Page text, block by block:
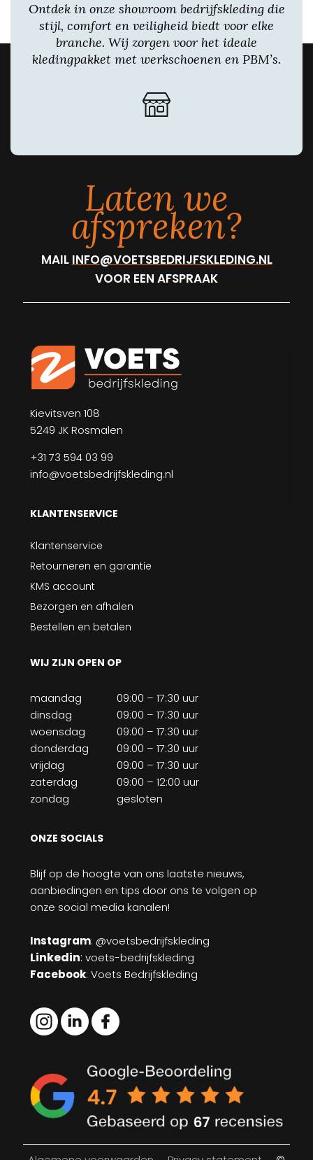
Ontdek in onze showroom bedrijfskleding die
stijl, comfort en veiligheid biedt voor elke
branche. Wij zorgen voor het ideale
kledingpakket met werkschoenen en PBM’s.
Laten we
afspreken?
MAIL INFO@VOETSBEDRIJFSKLEDING.NL
VOOR EEN AFSPRAAK
Kievitsven 108
5249 JK Rosmalen
+31 73 594 03 99
info@voetsbedrijfskleding.nl
KLANTENSERVICE
Klantenservice
Retourneren en garantie
KMS account
Bezorgen en afhalen
Bestellen en betalen
WIJ ZIJN OPEN OP
maandag
09:00 – 17:30 uur
dinsdag
09:00 – 17:30 uur
woensdag
09:00 – 17:30 uur
donderdag
09:00 – 17:30 uur
vrijdag
09:00 – 17:30 uur
zaterdag
09:00 – 12:00 uur
zondag
gesloten
ONZE SOCIALS
Blijf op de hoogte van ons laatste nieuws,
aanbiedingen en tips door ons te volgen op
onze social media kanalen!
Instagram: @voetsbedrijfskleding
Linkedin: voets-bedrijfskleding
Facebook: Voets Bedrijfskleding